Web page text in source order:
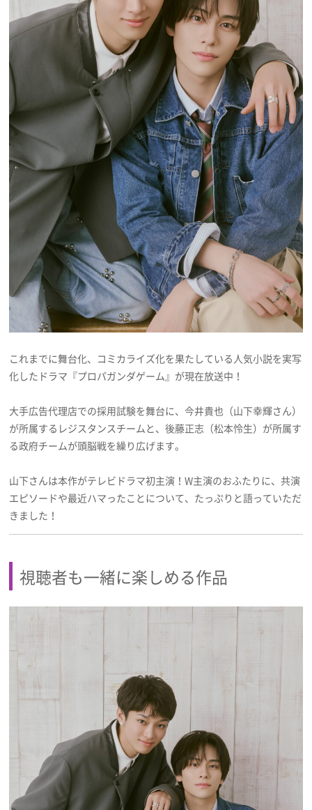
フィルム
ランキング
Emo!miuとは？
免責事項
プライバシーポリシー
利用規約
お問い合わせ
これまでに舞台化、コミカライズ化を果たしている人気小説を実写
化したドラマ『プロパガンダゲーム』が現在放送中！
大手広告代理店での採用試験を舞台に、今井貴也（山下幸輝さん）
が所属するレジスタンスチームと、後藤正志（松本怜生）が所属す
る政府チームが頭脳戦を繰り広げます。
山下さんは本作がテレビドラマ初主演！W主演のおふたりに、共演
エピソードや最近ハマったことについて、たっぷりと語っていただ
きました！
視聴者も一緒に楽しめる作品